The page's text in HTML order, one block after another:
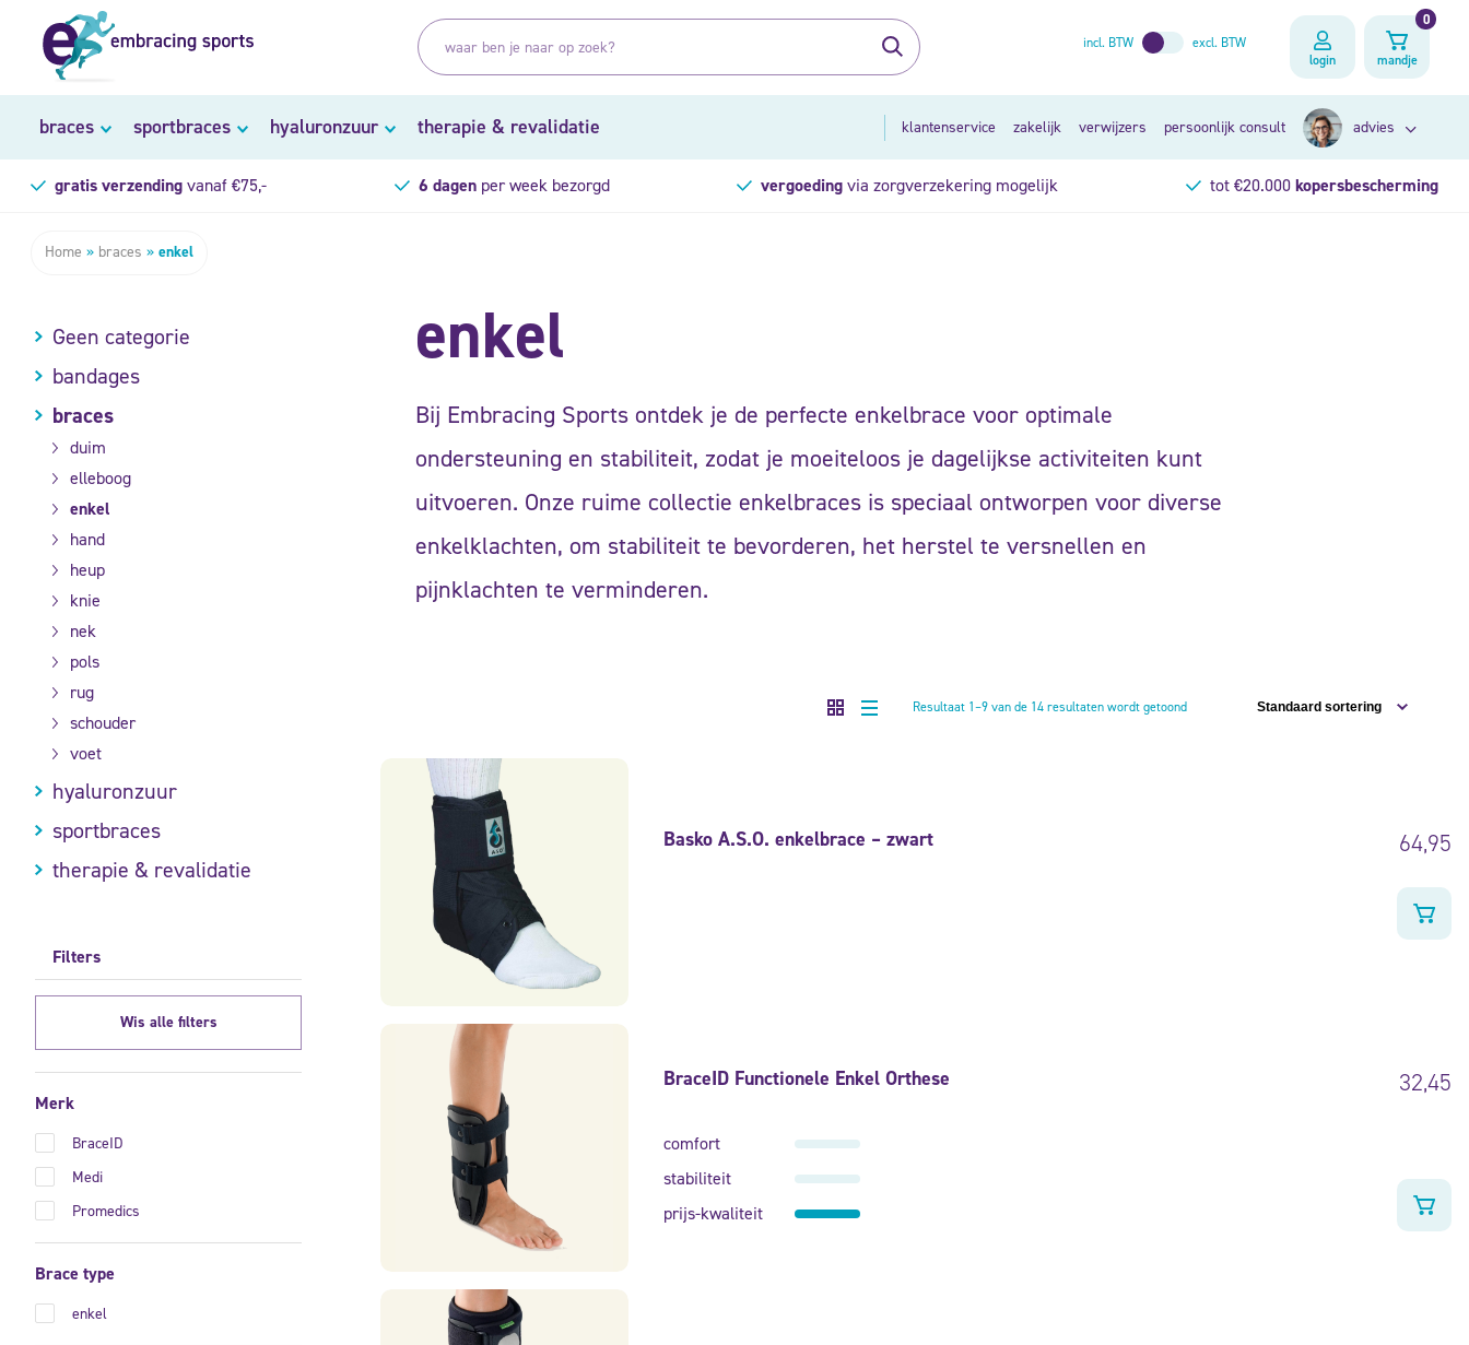
incl. BTW
excl. BTW
login
mandje
0
braces sportbraces hyaluronzuur therapie & revalidatie klantenservice zakelijk verwijzers persoonlijk consult advies
gratis verzendingvanaf €75,- 6 dagenper week bezorgd vergoedingvia zorgverzekering mogelijk tot €20.000kopersbescherming
Home » braces » enkel
enkel
Bij Embracing Sports ontdek je de perfecte enkelbrace voor optimale
ondersteuning en stabiliteit, zodat je moeiteloos je dagelijkse activiteiten kunt
uitvoeren. Onze ruime collectie enkelbraces is speciaal ontworpen voor diverse
enkelklachten, om stabiliteit te bevorderen, het herstel te versnellen en
pijnklachten te verminderen.
Resultaat 1–9 van de 14 resultaten wordt getoond
Basko A.S.O. enkelbrace – zwart 64,95
BraceID Functionele Enkel Orthese 32,45
comfort
stabiliteit
prijs-kwaliteit
Geen categorie
bandages
braces
duim
elleboog
enkel
hand
heup
knie
nek
pols
rug
schouder
voet
hyaluronzuur
sportbraces
therapie & revalidatie
Filters
Wis alle filters
Merk
BraceID
Medi
Promedics
Brace type
enkel